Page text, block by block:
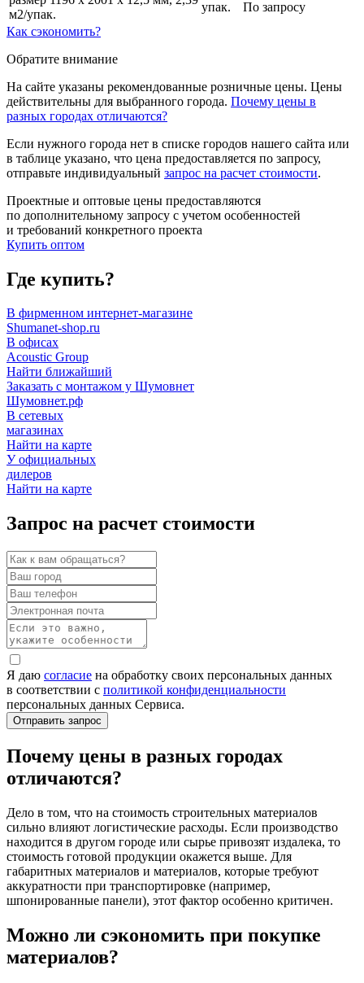
м2/упак.
упак.
По запросу
Как сэкономить?
Обратите внимание
На сайте указаны рекомендованные розничные цены. Цены
действительны для выбранного города. Почему цены в
разных городах отличаются?
Если нужного города нет в списке городов нашего сайта или
в таблице указано, что цена предоставляется по запросу,
отправьте индивидуальный запрос на расчет стоимости.
Проектные и оптовые цены предоставляются
по дополнительному запросу с учетом особенностей
и требований конкретного проекта
Купить оптом
Где купить?
В фирменном интернет-магазине
Shumanet-shop.ru
В офисах
Acoustic Group
Найти ближайший
Заказать с монтажом у Шумовнет
Шумовнет.рф
В сетевых
магазинах
Найти на карте
У официальных
дилеров
Найти на карте
Запрос на расчет стоимости
Я даю согласие на обработку своих персональных данных
в соответствии с политикой конфиденциальности
персональных данных Сервиса.
Почему цены в разных городах
отличаются?
Дело в том, что на стоимость строительных материалов
сильно влияют логистические расходы. Если производство
находится в другом городе или сырье привозят издалека, то
стоимость готовой продукции окажется выше. Для
габаритных материалов и материалов, которые требуют
аккуратности при транспортировке (например,
шпонированные панели), этот фактор особенно критичен.
Можно ли сэкономить при покупке
материалов?